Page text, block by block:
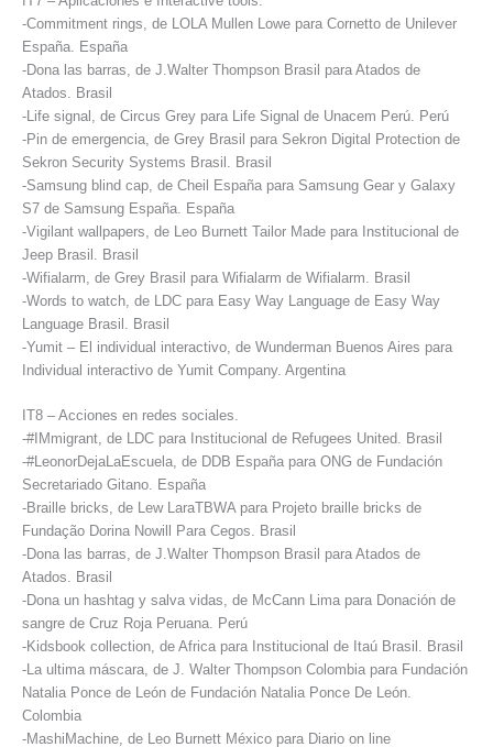
-Commitment rings, de LOLA Mullen Lowe para Cornetto de Unilever
España. España
-Dona las barras, de J.Walter Thompson Brasil para Atados de
Atados. Brasil
-Life signal, de Circus Grey para Life Signal de Unacem Perú. Perú
-Pin de emergencia, de Grey Brasil para Sekron Digital Protection de
Sekron Security Systems Brasil. Brasil
-Samsung blind cap, de Cheil España para Samsung Gear y Galaxy
S7 de Samsung España. España
-Vigilant wallpapers, de Leo Burnett Tailor Made para Institucional de
Jeep Brasil. Brasil
-Wifialarm, de Grey Brasil para Wifialarm de Wifialarm. Brasil
-Words to watch, de LDC para Easy Way Language de Easy Way
Language Brasil. Brasil
-Yumit – El individual interactivo, de Wunderman Buenos Aires para
Individual interactivo de Yumit Company. Argentina
IT8 – Acciones en redes sociales.
-#IMmigrant, de LDC para Institucional de Refugees United. Brasil
-#LeonorDejaLaEscuela, de DDB España para ONG de Fundación
Secretariado Gitano. España
-Braille bricks, de Lew LaraTBWA para Projeto braille bricks de
Fundação Dorina Nowill Para Cegos. Brasil
-Dona las barras, de J.Walter Thompson Brasil para Atados de
Atados. Brasil
-Dona un hashtag y salva vidas, de McCann Lima para Donación de
sangre de Cruz Roja Peruana. Perú
-Kidsbook collection, de Africa para Institucional de Itaú Brasil. Brasil
-La ultima máscara, de J. Walter Thompson Colombia para Fundación
Natalia Ponce de León de Fundación Natalia Ponce De León.
Colombia
-MashiMachine, de Leo Burnett México para Diario on line